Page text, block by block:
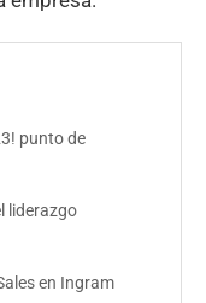
punto de
liderazgo
en Ingram